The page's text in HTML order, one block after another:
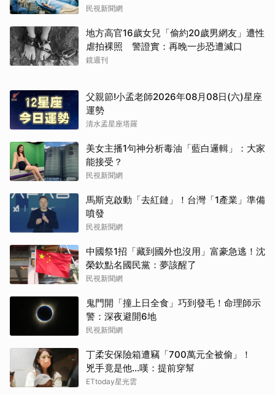
民視新聞網
地方高官16歲女兒「偷約20歲男網友」遭性
虐拍裸照 警證實：再晚一步恐遭滅口
鏡週刊
父親節!小孟老師2026年08月08日(六)星座
運勢
清水孟星座塔羅
美女主播1句神分析毒油「藍白邏輯」：大家
能接受？
民視新聞網
馬斯克啟動「去紅鏈」！台灣「1產業」準備
噴發
民視新聞網
中國祭1招「藏到國外也沒用」富豪急逃！沈
榮欽點名國民黨：夢該醒了
民視新聞網
鬼門開「撞上日全食」巧到發毛！命理師示
警：深夜避開6地
民視新聞網
丁柔安保險箱遭竊「700萬元全被偷」！
兇手竟是他...嘆：提前穿幫
ETtoday星光雲